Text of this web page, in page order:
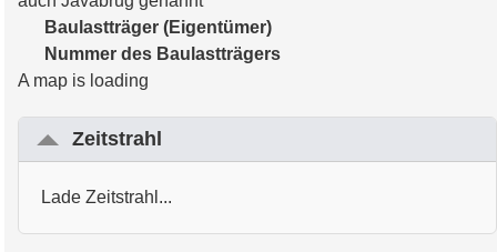
Baulastträger (Eigentümer)
Nummer des Baulastträgers
A map is loading
Zeitstrahl
Lade Zeitstrahl...